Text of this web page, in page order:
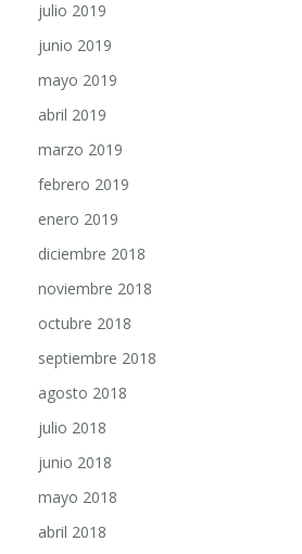
junio 2019
mayo 2019
abril 2019
marzo 2019
febrero 2019
enero 2019
diciembre 2018
noviembre 2018
octubre 2018
septiembre 2018
agosto 2018
julio 2018
junio 2018
mayo 2018
abril 2018
marzo 2018